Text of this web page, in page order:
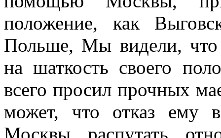
положение, как
Польше, Мы видели, что
на шаткость своего
всего просил прочных
может, что отказ ему